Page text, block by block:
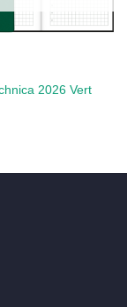
2026 Vert